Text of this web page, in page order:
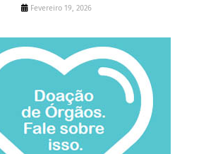
Fevereiro 19, 2026